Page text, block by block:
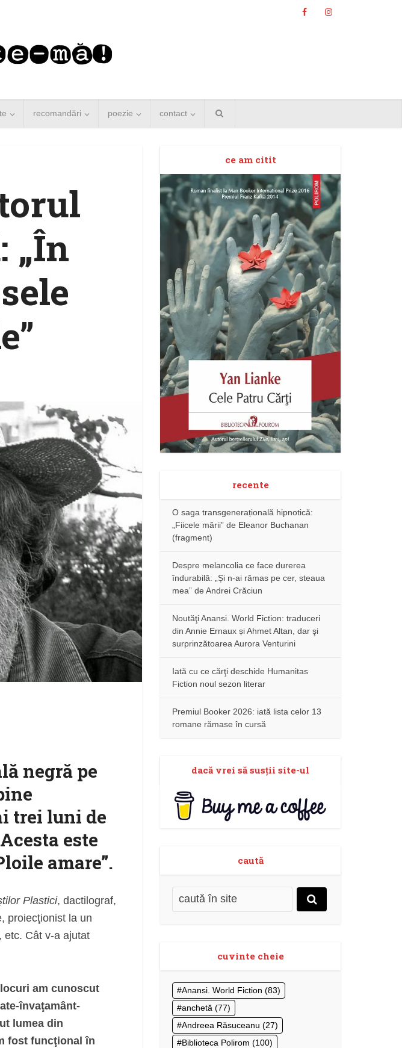
recomandări poezie contact
„În
negră pe
trei luni de
este
amare”.
Plastici, dactilograf,
proiecţionist la un
, etc. Cât v-a ajutat
am cunoscut
învaţamânt-
lumea din
fost funcţional în
ce am citit
recente
O saga transgenerațională hipnotică:
„Fiicele mării” de Eleanor Buchanan
(fragment)
Despre melancolia ce face durerea
îndurabilă: „Și n-ai rămas pe cer, steaua
mea” de Andrei Crăciun
Noutăţi Anansi. World Fiction: traduceri
din Annie Ernaux și Ahmet Altan, dar şi
surprinzătoarea Aurora Venturini
Iată cu ce cărţi deschide Humanitas
Fiction noul sezon literar
Premiul Booker 2026: iată lista celor 13
romane rămase în cursă
dacă vrei să susţii site-ul
caută
cuvinte cheie
Anansi. World Fiction (83)
anchetă (77)
Andreea Răsuceanu (27)
Biblioteca Polirom (100)